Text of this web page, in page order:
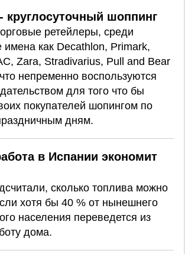
круглосуточный шоппинг
ретейлеры, среди
имена как Decathlon, Primark,
Zara, Stradivarius, Pull and Bear
непременно воспользуются
для того что бы
покупателей шопингом по
дням.
в Испании экономит
сколько топлива можно
хотя бы 40 % от нынешнего
населения переведется из
дома.